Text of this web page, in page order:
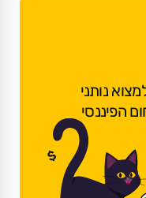
נותני
הפיננסי